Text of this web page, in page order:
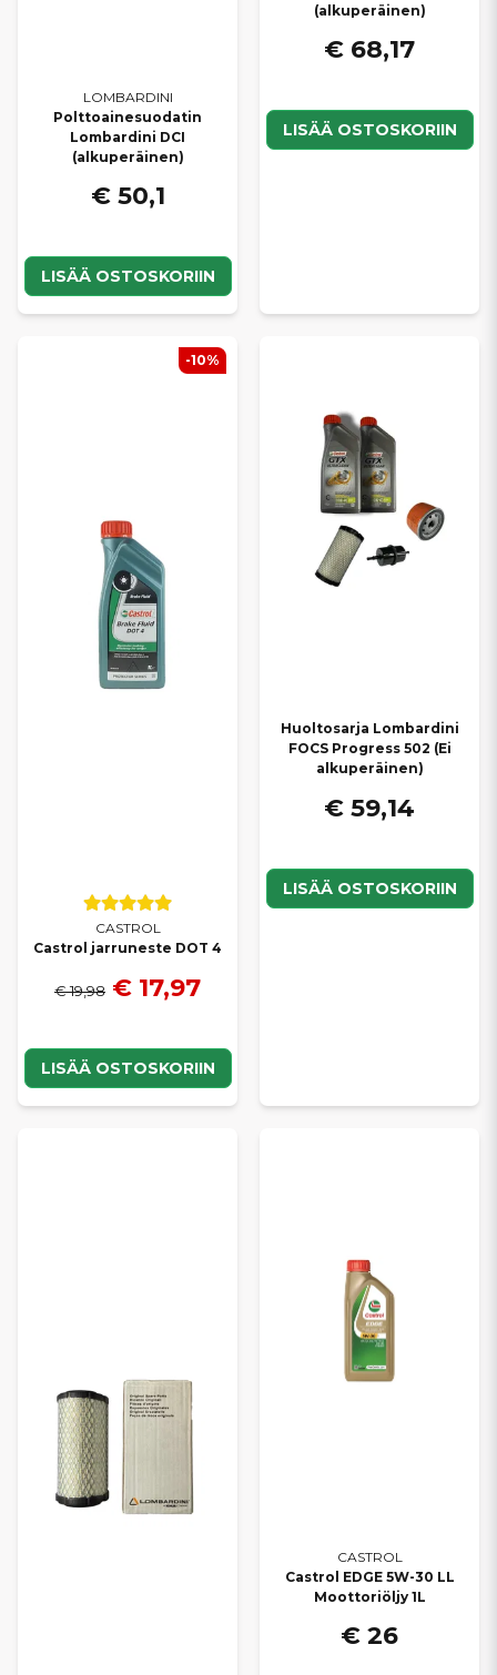
LOMBARDINI
Polttoainesuodatin
Lombardini DCI
(alkuperäinen)
€ 50,1
LISÄÄ OSTOSKORIIN
(alkuperäinen)
€ 68,17
LISÄÄ OSTOSKORIIN
CASTROL
Castrol jarruneste DOT 4
€ 19,98 € 17,97
LISÄÄ OSTOSKORIIN
-10%
Huoltosarja Lombardini
FOCS Progress 502 (Ei
alkuperäinen)
€ 59,14
LISÄÄ OSTOSKORIIN
CASTROL
Castrol EDGE 5W-30 LL
Moottoriöljy 1L
€ 26